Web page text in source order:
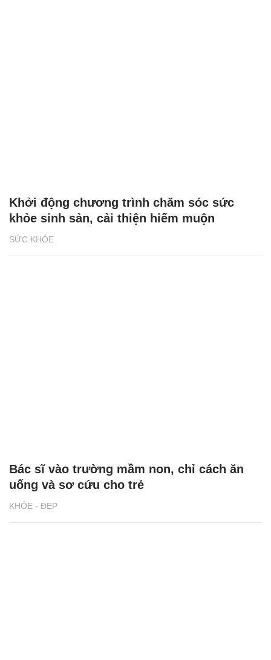
SỨC KHỎE
Khởi động chương trình chăm sóc sức
khỏe sinh sản, cải thiện hiếm muộn
KHỎE - ĐẸP
Bác sĩ vào trường mầm non, chỉ cách ăn
uống và sơ cứu cho trẻ